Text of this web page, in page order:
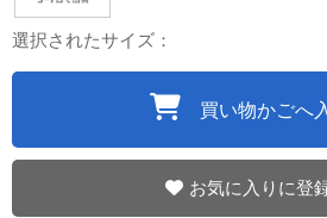
選択されたサイズ：
買い物かごへ
お気に入りに登